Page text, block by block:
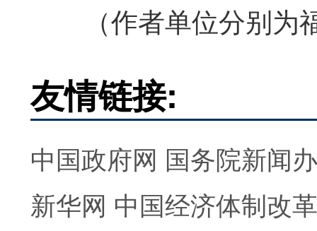
（作者单位分别为
友情链接:
中国政府网 国务院新闻
新华网 中国经济体制改